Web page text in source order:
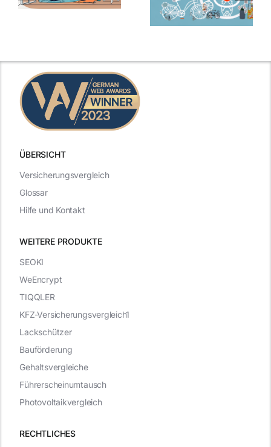
ÜBERSICHT
WEITERE PRODUKTE
RECHTLICHES
Versicherungsvergleich
Glossar
Hilfe und Kontakt
SEOKI
WeEncrypt
TIQQLER
KFZ-Versicherungsvergleich1
Lackschützer
Bauförderung
Gehaltsvergleiche
Führerscheinumtausch
Photovoltaikvergleich